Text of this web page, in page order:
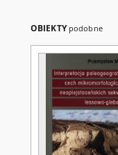
OBIEKTY podobne